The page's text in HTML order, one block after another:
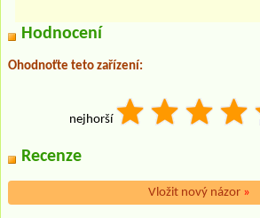
Hodnocení
Ohodnoťte teto zařízení:
nejhorší
Recenze
Vložit nový názor »